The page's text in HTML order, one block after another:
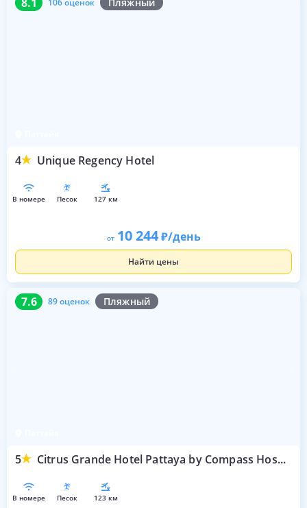
106 оценок Пляжный
4 Unique Regency Hotel
в номере песок 127 км
от 10 244 /день
Найти цены
7.6 89 оценок Пляжный
5 Citrus Grande Hotel Pattaya by Compass Hospitality
7.6 89 оценок
в номере песок 123 км